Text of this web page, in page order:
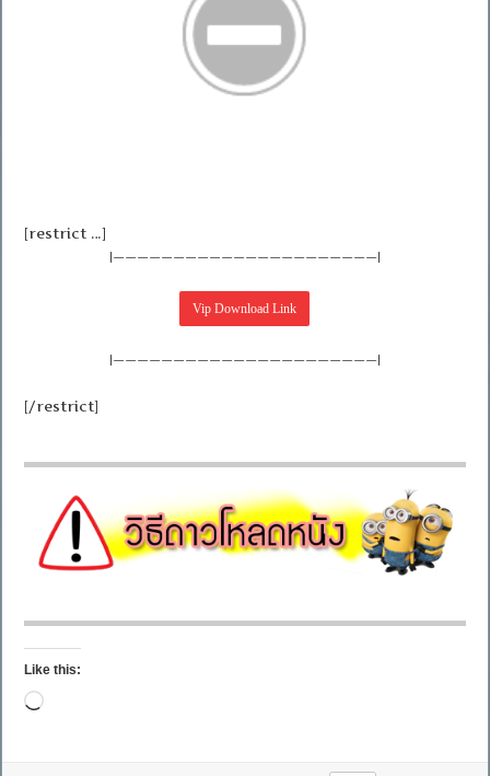
[restrict …]
|——————————————————————|
|——————————————————————|
[/restrict]
Like this:
Loading…